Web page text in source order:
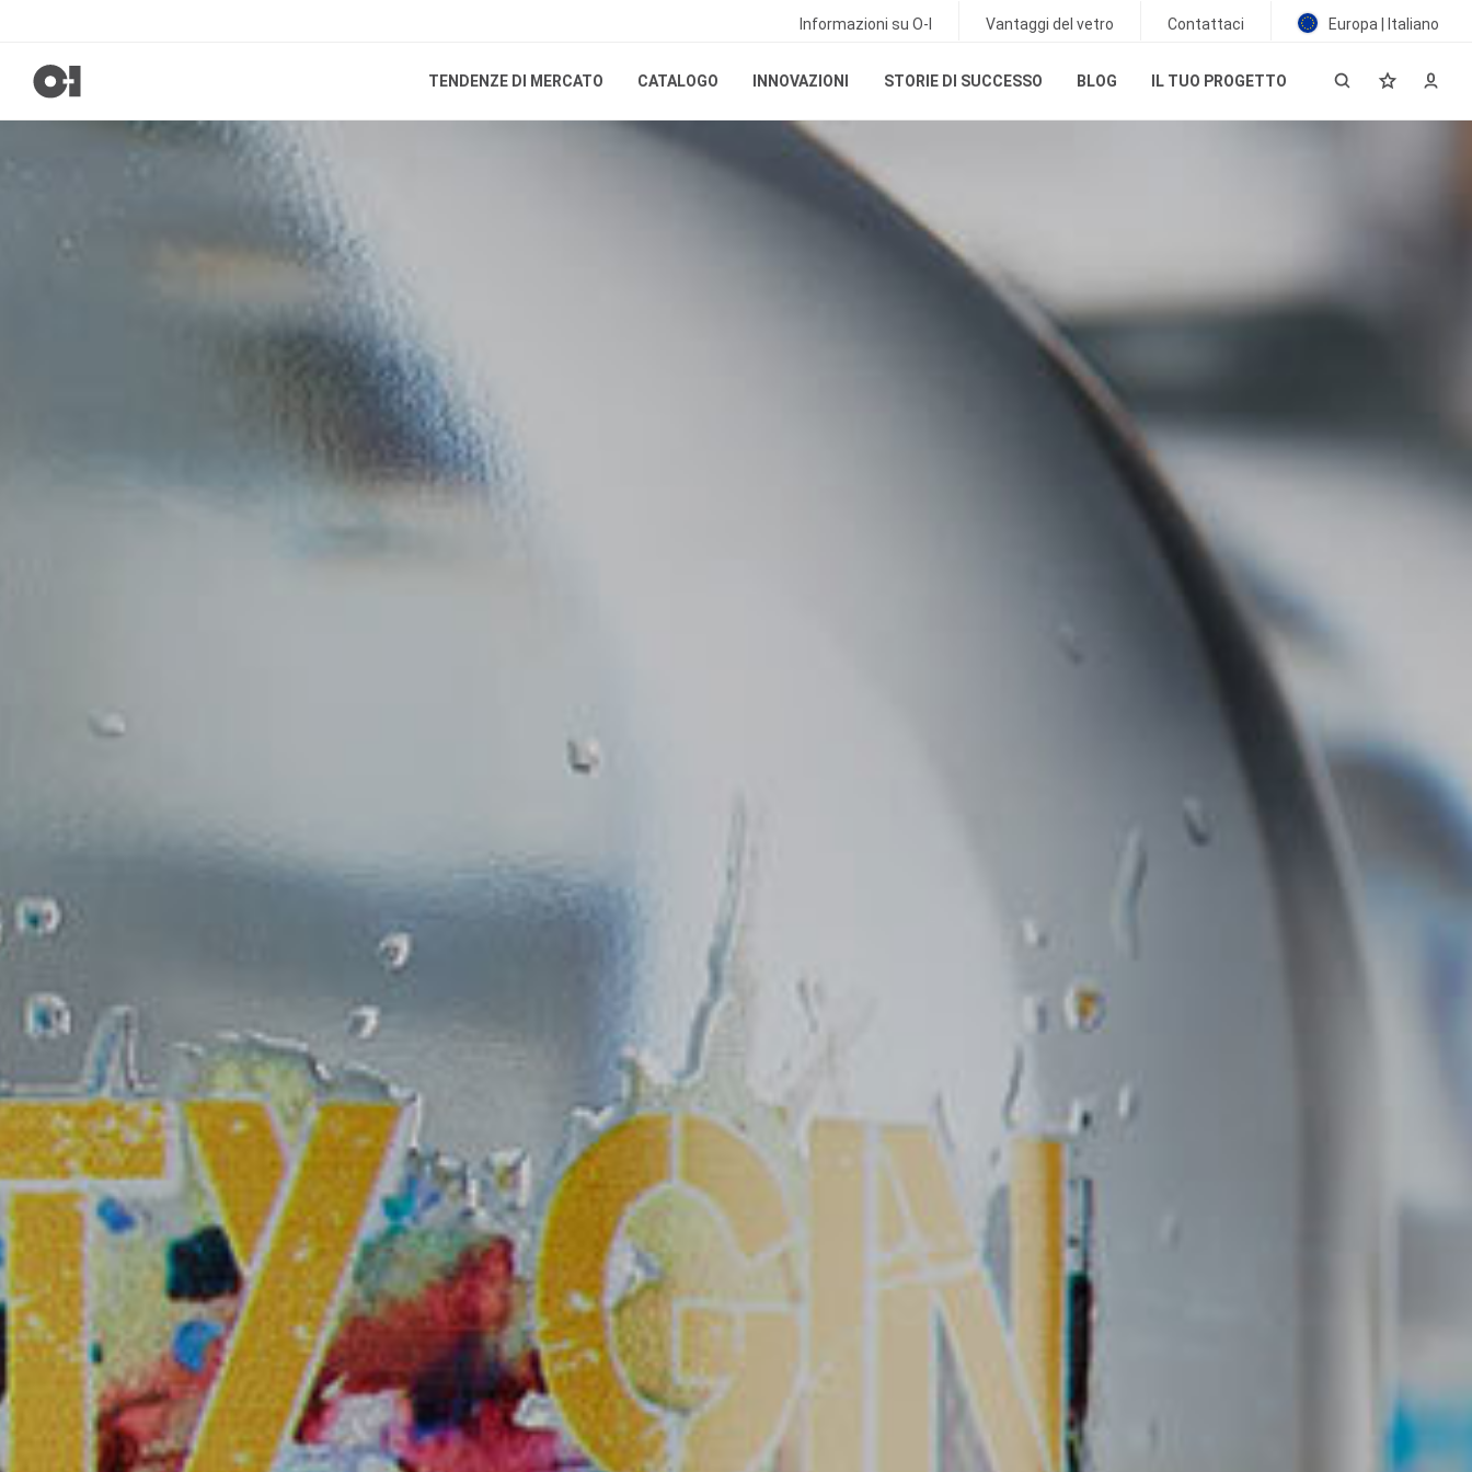
Informazioni su O-I Vantaggi del vetro Contattaci Europa | Italiano
TENDENZE DI MERCATO CATALOGO INNOVAZIONI STORIE DI SUCCESSO BLOG IL TUO PROGETTO